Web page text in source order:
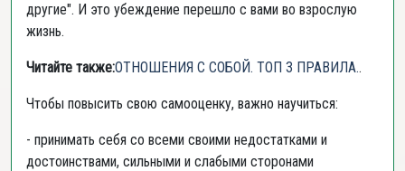
другие". И это убеждение перешло с вами во взрослую
жизнь.
Читайте также:ОТНОШЕНИЯ С СОБОЙ. ТОП 3 ПРАВИЛА..
Чтобы повысить свою самооценку, важно научиться:
- принимать себя со всеми своими недостатками и
достоинствами, сильными и слабыми сторонами